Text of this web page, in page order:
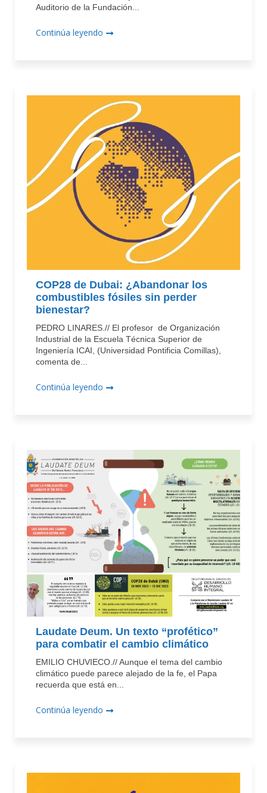
Auditorio de la Fundación...
Continúa leyendo
COP28 de Dubai: ¿Abandonar los
combustibles fósiles sin perder
bienestar?
PEDRO LINARES.// El profesor de Organización
Industrial de la Escuela Técnica Superior de
Ingeniería ICAI, (Universidad Pontificia Comillas),
comenta de...
Continúa leyendo
Laudate Deum. Un texto “profético”
para combatir el cambio climático
EMILIO CHUVIECO.// Aunque el tema del cambio
climático puede parece alejado de la fe, el Papa
recuerda que está en...
Continúa leyendo